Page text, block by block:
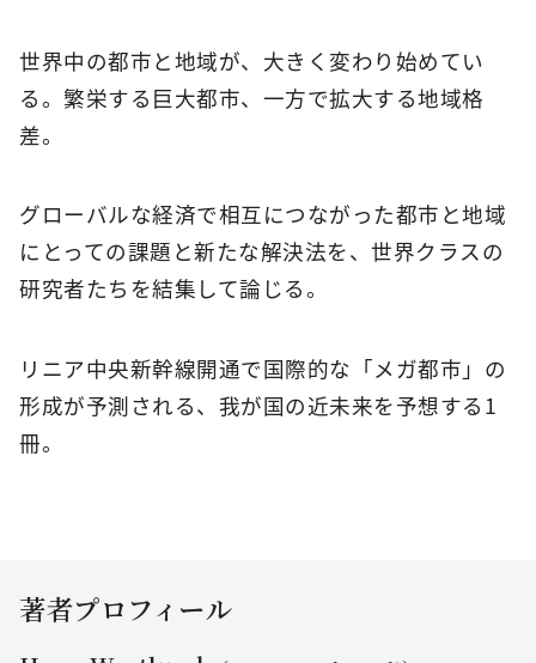
世界中の都市と地域が、大きく変わり始めてい
る。繁栄する巨大都市、一方で拡大する地域格
差。
グローバルな経済で相互につながった都市と地域
にとっての課題と新たな解決法を、世界クラスの
研究者たちを結集して論じる。
リニア中央新幹線開通で国際的な「メガ都市」の
形成が予測される、我が国の近未来を予想する1
冊。
著者プロフィール